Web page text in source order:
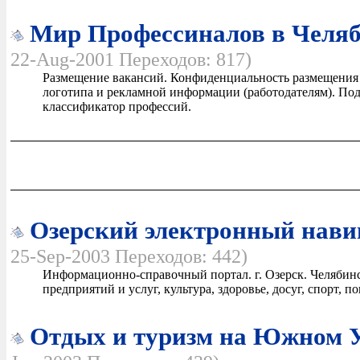
Мир Профессиналов в
22-Aug-2001 Переходов: 817)
Размещение вакансий. Конфиденциальность
логотипа и рекламной информации (работодателям).
классификатор профессий.
Озерский электронный
25-Sep-2003 Переходов: 442)
Информационно-справочный портал. г. Озерск.
предприятий и услуг, культура, здоровье, досуг, спорт,
Отдых и туризм на Южном